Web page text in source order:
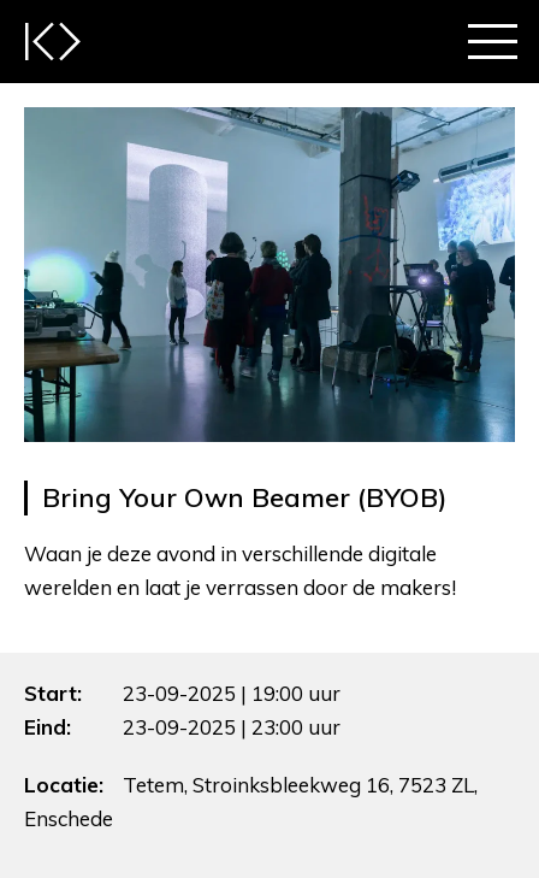
Bring Your Own Beamer (BYOB)
Waan je deze avond in verschillende digitale
werelden en laat je verrassen door de makers!
Start:
23-09-2025 | 19:00 uur
Eind:
23-09-2025 | 23:00 uur
Locatie:
Tetem, Stroinksbleekweg 16, 7523 ZL,
Enschede